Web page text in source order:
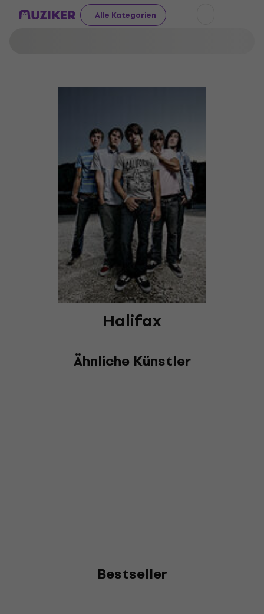
Alle Kategorien
Halifax
Ähnliche Künstler
Bestseller